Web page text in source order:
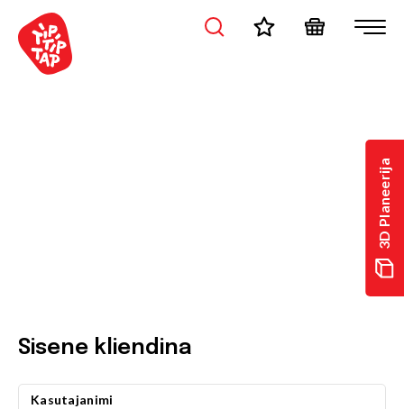
3D Planeerija
Sisene kliendina
Kasutajanimi